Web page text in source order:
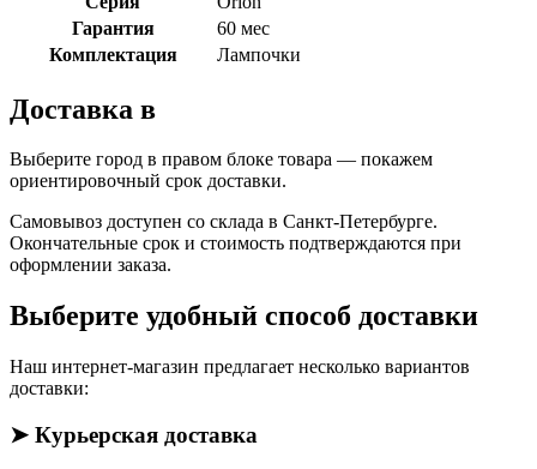
Гарантия
60 мес
Комплектация
Лампочки
Доставка в
Выберите город в правом блоке товара — покажем
ориентировочный срок доставки.
Самовывоз доступен со склада в Санкт-Петербурге.
Окончательные срок и стоимость подтверждаются при
оформлении заказа.
Выберите удобный способ доставки
Наш интернет-магазин предлагает несколько вариантов
доставки:
➤ Курьерская доставка